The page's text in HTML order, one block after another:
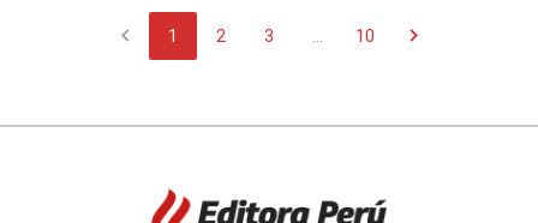
chevron_left 1 2 3 10 chevron_right